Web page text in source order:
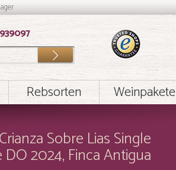
Los
Rebsorten Weinpakete
Sobre Lias Single
DO 2024, Finca Antigua